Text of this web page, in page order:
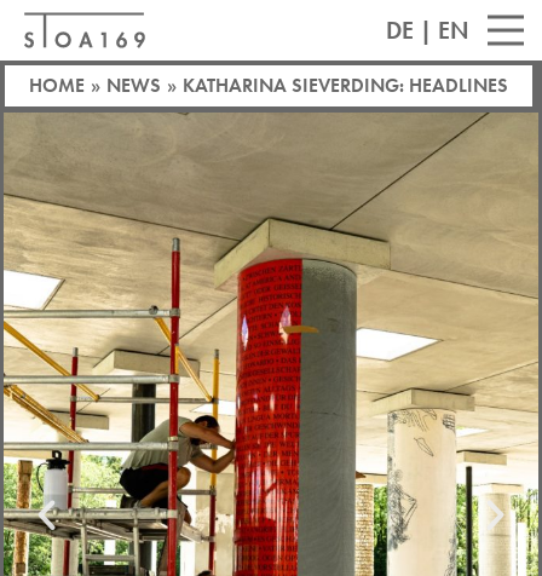
DE | EN
HOME » NEWS » KATHARINA SIEVERDING: HEADLINES